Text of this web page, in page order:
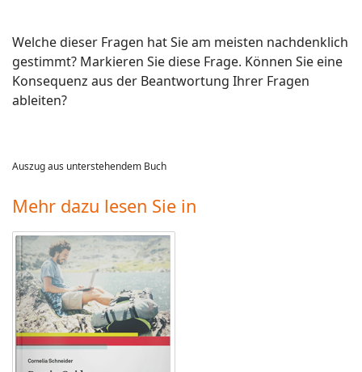
Welche dieser Fragen hat Sie am meisten nachdenklich
gestimmt? Markieren Sie diese Frage. Können Sie eine
Konsequenz aus der Beantwortung Ihrer Fragen
ableiten?
Auszug aus unterstehendem Buch
Mehr dazu lesen Sie in